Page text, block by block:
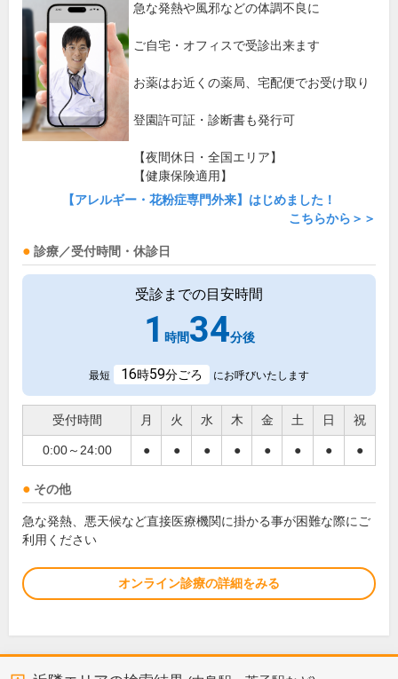
急な発熱や風邪などの体調不良に
ご自宅・オフィスで受診出来ます
お薬はお近くの薬局、宅配便でお受け取り
登園許可証・診断書も発行可
【夜間休日・全国エリア】
【健康保険適用】
【アレルギー・花粉症専門外来】はじめました！
こちらから＞＞
診療／受付時間・休診日
受診までの目安時間
1 時間34分後
最短 16時59分ごろ にお呼びいたします
受付時間 月 火 水 木 金 土 日 祝
0:00～24:00 ● ● ● ● ● ● ● ●
その他
急な発熱、悪天候など直接医療機関に掛かる事が困難な際にご
利用ください
オンライン診療の詳細をみる